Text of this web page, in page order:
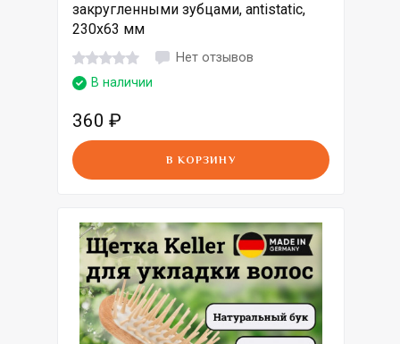
закругленными зубцами, antistatic,
230х63 мм
Нет отзывов
В наличии
360 ₽
В КОРЗИНУ